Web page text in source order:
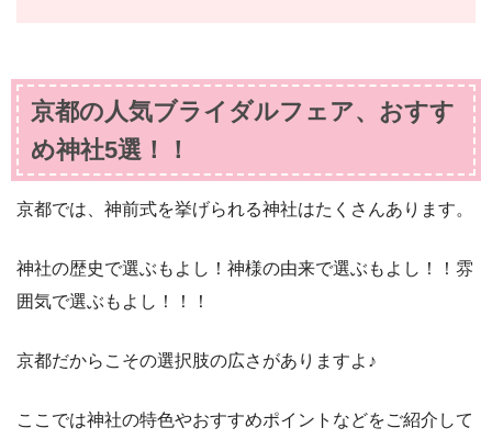
京都の人気ブライダルフェア、おすす
め神社5選！！
京都では、神前式を挙げられる神社はたくさんあります。
神社の歴史で選ぶもよし！神様の由来で選ぶもよし！！雰
囲気で選ぶもよし！！！
京都だからこその選択肢の広さがありますよ♪
ここでは神社の特色やおすすめポイントなどをご紹介して